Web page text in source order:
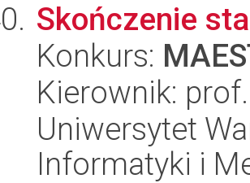
Skończenie
Konkurs:
Kierownik:
Uniwersytet
Informatyki i